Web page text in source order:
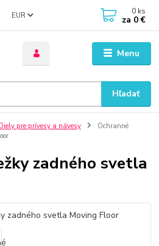
Menu
EUR
Hľadať
0 ks
za 0 €
pre prívesy a návesy
Ochranné
zadného svetla